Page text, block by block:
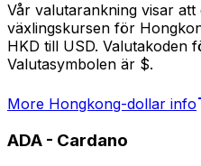
Vår valutarankning visar
växlingskursen för
HKD till USD. Valutakoden
Valutasymbolen är $.
More Hongkong-dollar info
ADA - Cardano